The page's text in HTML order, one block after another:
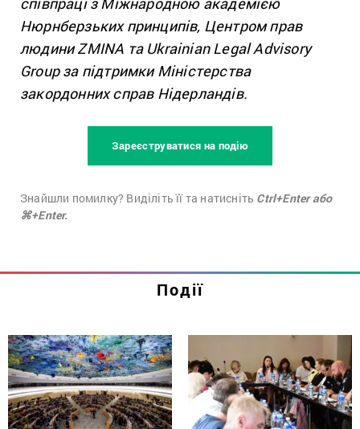
Нюрнберзьких принципів, Центром прав
людини ZMINA та Ukrainian Legal Advisory
Group за підтримки Міністерства
закордонних справ Нідерландів.
Зареєструватися на подію
Знайшли помилку? Виділіть її та натисніть Ctrl+Enter або
⌘+Enter.
Події